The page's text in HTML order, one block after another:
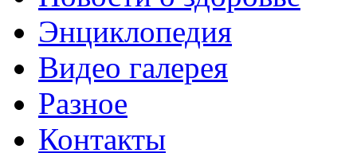
Энциклопедия
Видео галерея
Разное
Контакты